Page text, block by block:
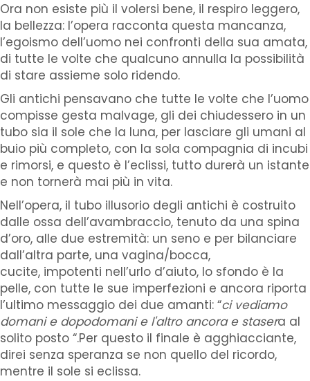
Ora non esiste più il volersi bene, il respiro leggero,
la bellezza: l’opera racconta questa mancanza,
l’egoismo dell’uomo nei confronti della sua amata,
di tutte le volte che qualcuno annulla la possibilità
di stare assieme solo ridendo.
Gli antichi pensavano che tutte le volte che l’uomo
compisse gesta malvage, gli dei chiudessero in un
tubo sia il sole che la luna, per lasciare gli umani al
buio più completo, con la sola compagnia di incubi
e rimorsi, e questo è l’eclissi, tutto durerà un istante
e non tornerà mai più in vita.
Nell’opera, il tubo illusorio degli antichi è costruito
dalle ossa dell’avambraccio, tenuto da una spina
d’oro, alle due estremità: un seno e per bilanciare
dall’altra parte, una vagina/bocca,
cucite, impotenti nell’urlo d’aiuto, lo sfondo è la
pelle, con tutte le sue imperfezioni e ancora riporta
l’ultimo messaggio dei due amanti: “ci vediamo
domani e dopodomani e l'altro ancora e stasera al
solito posto “.Per questo il finale è agghiacciante,
direi senza speranza se non quello del ricordo,
mentre il sole si eclissa.